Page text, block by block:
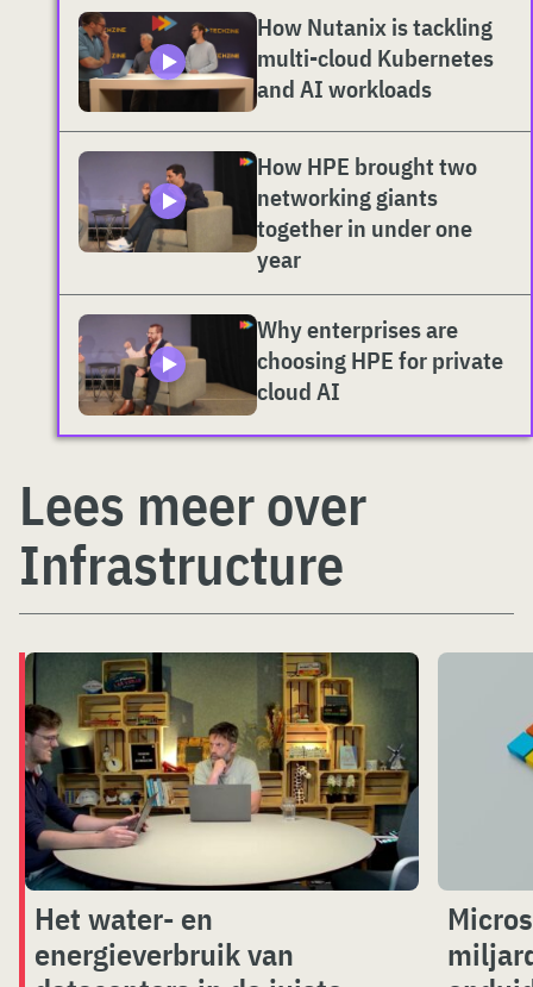
How Nutanix is tackling
multi-cloud Kubernetes
and AI workloads
How HPE brought two
networking giants
together in under one
year
Why enterprises are
choosing HPE for private
cloud AI
Lees meer over
Infrastructure
Het water- en
energieverbruik van